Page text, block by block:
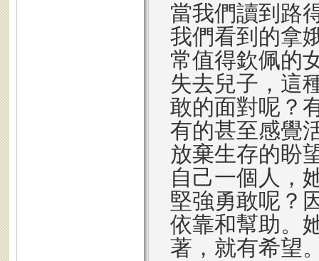
當我們讀到路
我們看到的拿
常值得欽佩的
失去兒子，這
敢的面對呢？
有的甚至感覺
放棄生存的盼
自己一個人，
堅強勇敢呢？
依靠和幫助。
著，就有希望